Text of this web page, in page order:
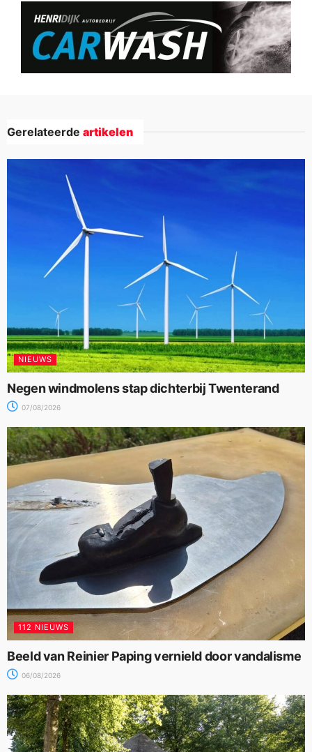
Gerelateerde artikelen
NIEUWS
Negen windmolens stap dichterbij Twenterand
07/08/2026
112 NIEUWS
Beeld van Reinier Paping vernield door vandalisme
06/08/2026